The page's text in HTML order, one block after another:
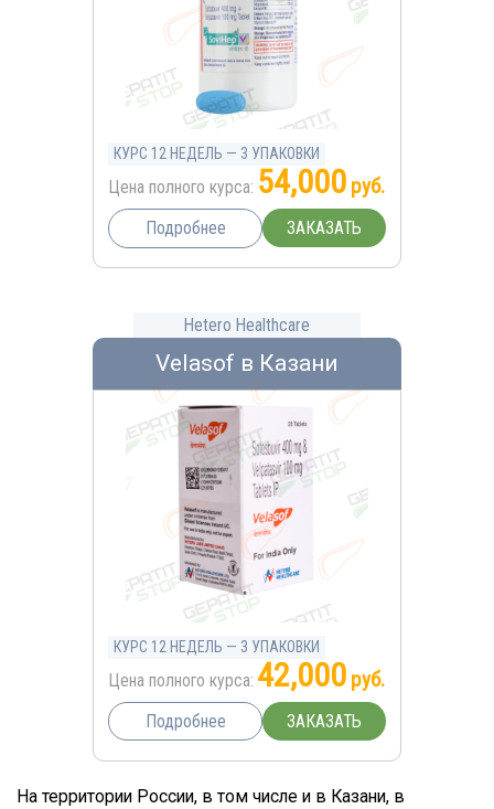
КУРС 12 НЕДЕЛЬ — 3 УПАКОВКИ
Цена полного курса: 54,000 руб.
Подробнее ЗАКАЗАТЬ
Hetero Healthcare
Velasof в Казани
КУРС 12 НЕДЕЛЬ — 3 УПАКОВКИ
Цена полного курса: 42,000 руб.
Подробнее ЗАКАЗАТЬ
На территории России, в том числе и в Казани, в